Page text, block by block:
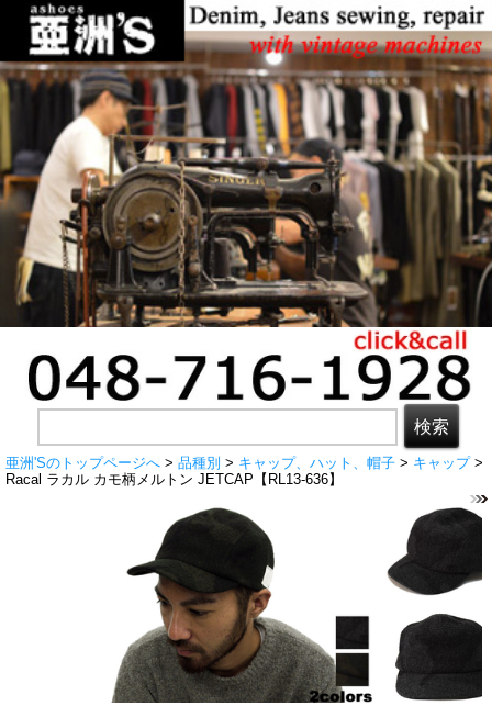
亜洲'Sのトップページへ > 品種別 > キャップ、ハット、帽子 > キャップ>
Racal ラカル カモ柄メルトン JETCAP【RL13-636】